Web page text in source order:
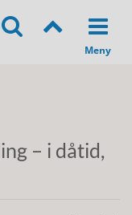
– i dåtid,